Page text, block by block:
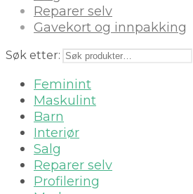
Reparer selv
Gavekort og innpakking
Søk etter:
Feminint
Maskulint
Barn
Interiør
Salg
Reparer selv
Profilering